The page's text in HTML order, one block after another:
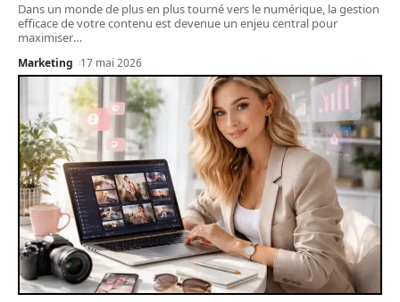
Dans un monde de plus en plus tourné vers le numérique, la gestion
efficace de votre contenu est devenue un enjeu central pour
maximiser…
Marketing 17 mai 2026